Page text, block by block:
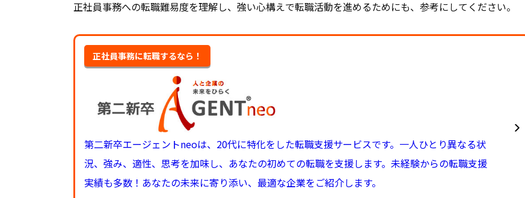
正社員事務への転職難易度を理解し、強い心構えで転職活動を進めるためにも、参考にしてください。
正社員事務に転職するなら！
第二新卒エージェントneoは、20代に特化をした転職支援サービスです。一人ひとり異なる状
況、強み、適性、思考を加味し、あなたの初めての転職を支援します。未経験からの転職支援
実績も多数！あなたの未来に寄り添い、最適な企業をご紹介します。